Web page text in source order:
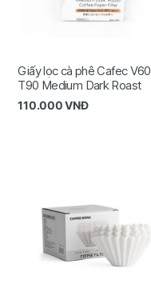
Giấy lọc cà phê Cafec V60
T90 Medium Dark Roast
110.000VNĐ